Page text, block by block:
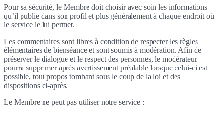
Pour sa sécurité, le Membre doit choisir avec soin les informations
qu’il publie dans son profil et plus généralement à chaque endroit où
le service le lui permet.
Les commentaires sont libres à condition de respecter les règles
élémentaires de bienséance et sont soumis à modération. Afin de
préserver le dialogue et le respect des personnes, le modérateur
pourra supprimer après avertissement préalable lorsque celui-ci est
possible, tout propos tombant sous le coup de la loi et des
dispositions ci-après.
Le Membre ne peut pas utiliser notre service :